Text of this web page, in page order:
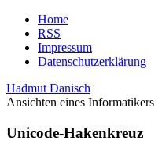
Home
RSS
Impressum
Datenschutzerklärung
Hadmut Danisch
Ansichten eines Informatikers
Unicode-Hakenkreuz